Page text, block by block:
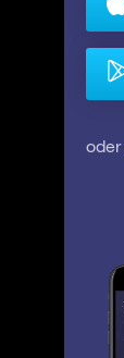
oder